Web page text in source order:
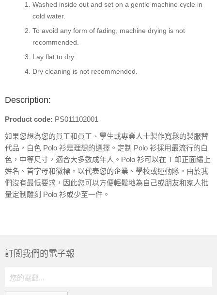
Washed inside out and set on a gentle machine cycle in
cold water.
To avoid any form of fading, machine drying is not
recommended.
Lay flat to dry.
Dry cleaning is not recommended.
Description:
Product code: PS011102001
如果您想為您的員工和員工、學生或專業人士製作寬鬆的製服替
代品，白色 Polo 衫是理想的選擇。定制 Polo 衫採用最流行的白
色，中等尺寸，適合大多數成年人。Polo 衫可以在 T 卹正面繡上
姓名、首字母和徽標，以代表您的企業、學校或運動隊。由於我
們沒有最低要求，因此您可以方便輕鬆地為自己或朋友和家人批
量定制雕刻 Polo 衫或少至一件。
訂閲我們的電子報